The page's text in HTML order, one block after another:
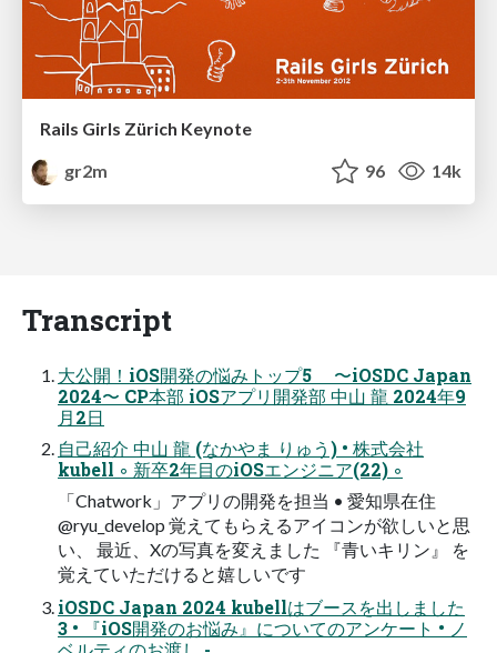
Rails Girls Zürich Keynote
gr2m
96 14k
Transcript
大公開！iOS開発の悩みトップ5 〜iOSDC Japan
2024〜 CP本部 iOSアプリ開発部 中山 龍 2024年9
月2日
自己紹介 中山 龍 (なかやま りゅう) • 株式会社
kubell ◦ 新卒2年目のiOSエンジニア(22) ◦
「Chatwork」アプリの開発を担当 • 愛知県在住
@ryu_develop 覚えてもらえるアイコンが欲しいと思
い、 最近、Xの写真を変えました 『青いキリン』 を
覚えていただけると嬉しいです
iOSDC Japan 2024 kubellはブースを出しました
3 • 『iOS開発のお悩み』についてのアンケート • ノ